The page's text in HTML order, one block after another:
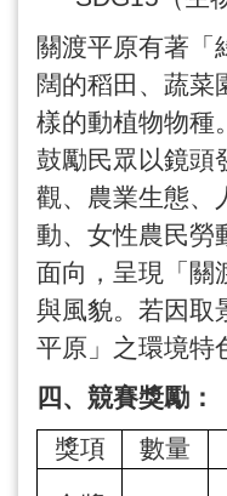
關渡平原有著「
闊的稻田、蔬菜
樣的動植物物種
鼓勵民眾以鏡頭
觀、農業生態、
動、女性農民勞
面向，呈現「關
與風貌。若因取
平原」之環境特
四、競賽獎勵：
獎項
數量